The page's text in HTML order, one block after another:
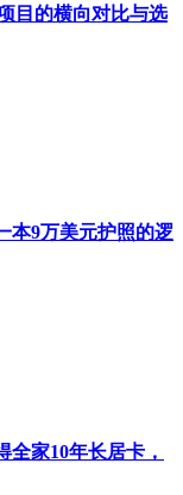
目的横向对比与选
本9万美元护照的逻
家10年长居卡，